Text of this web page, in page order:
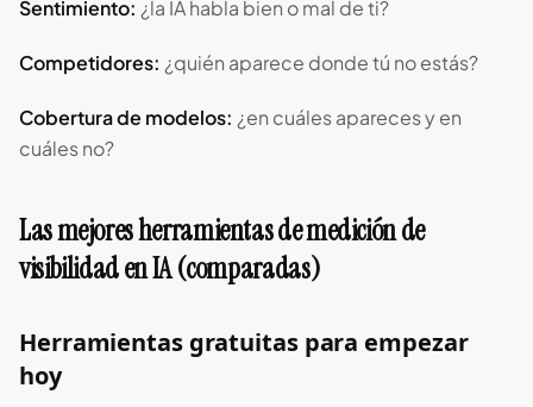
Sentimiento: ¿la IA habla bien o mal de ti?
Competidores: ¿quién aparece donde tú no estás?
Cobertura de modelos: ¿en cuáles apareces y en
cuáles no?
Las mejores herramientas de medición de
visibilidad en IA (comparadas)
Herramientas gratuitas para empezar
hoy